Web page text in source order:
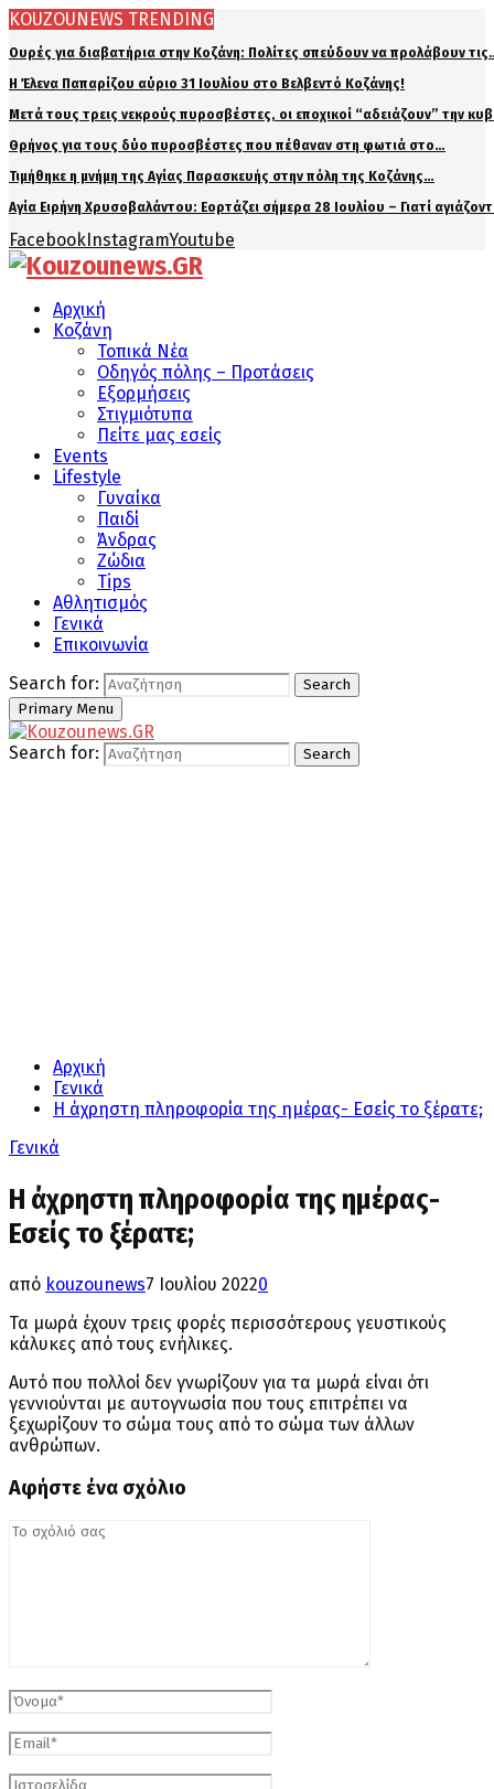
KOUZOUNEWS TRENDING
Ουρές για διαβατήρια στην Κοζάνη: Πολίτες σπεύδουν να προλάβουν
Η Έλενα Παπαρίζου αύριο 31 Ιουλίου στο Βελβεντό Κοζάνης!
Μετά τους τρεις νεκρούς πυροσβέστες, οι εποχικοί “αδειάζουν” την
Θρήνος για τους δύο πυροσβέστες που πέθαναν στη φωτιά στο…
Τιμήθηκε η μνήμη της Αγίας Παρασκευής στην πόλη της Κοζάνης…
Αγία Ειρήνη Χρυσοβαλάντου: Εορτάζει σήμερα 28 Ιουλίου – Γιατί
FacebookInstagramYoutube
Αρχική
Κοζάνη
Τοπικά Νέα
Οδηγός πόλης – Προτάσεις
Εξορμήσεις
Στιγμιότυπα
Πείτε μας εσείς
Events
Lifestyle
Γυναίκα
Παιδί
Άνδρας
Ζώδια
Tips
Αθλητισμός
Γενικά
Επικοινωνία
Search for:
Search
Primary Menu
Search for: Search
Αρχική
Γενικά
Η άχρηστη πληροφορία της ημέρας- Εσείς το ξέρατε;
Γενικά
Η άχρηστη πληροφορία της ημέρας-
Εσείς το ξέρατε;
από kouzounews7 Ιουλίου 20220
Τα μωρά έχουν τρεις φορές περισσότερους γευστικούς
κάλυκες από τους ενήλικες.
Αυτό που πολλοί δεν γνωρίζουν για τα μωρά είναι ότι
γεννιούνται με αυτογνωσία που τους επιτρέπει να
ξεχωρίζουν το σώμα τους από το σώμα των άλλων
ανθρώπων.
Αφήστε ένα σχόλιο